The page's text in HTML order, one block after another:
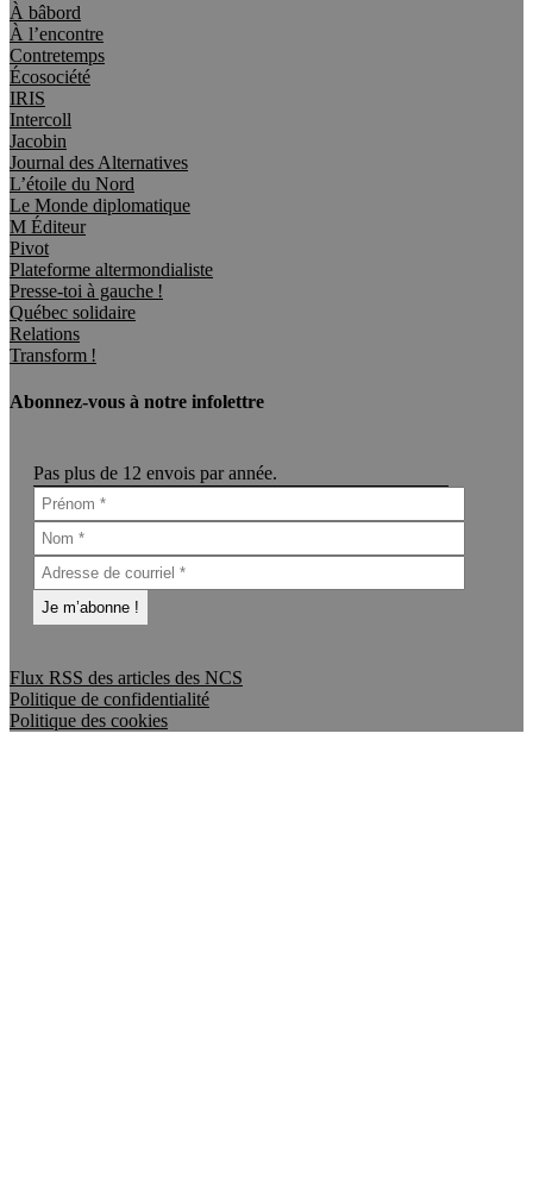
À bâbord
À l’encontre
Contretemps
Écosociété
IRIS
Intercoll
Jacobin
Journal des Alternatives
L’étoile du Nord
Le Monde diplomatique
M Éditeur
Pivot
Plateforme altermondialiste
Presse-toi à gauche !
Québec solidaire
Relations
Transform !
Abonnez-vous à notre infolettre
Pas plus de 12 envois par année.
Flux RSS des articles des NCS
Politique de confidentialité
Politique des cookies